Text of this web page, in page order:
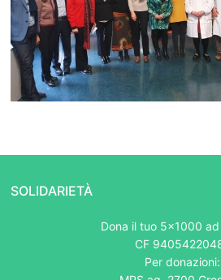
SOLIDARIETÀ
Dona il tuo 5x1000 ad
CF
Per donazioni: